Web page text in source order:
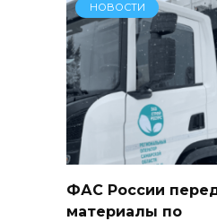
НОВОСТИ
ФАС России
материалы по